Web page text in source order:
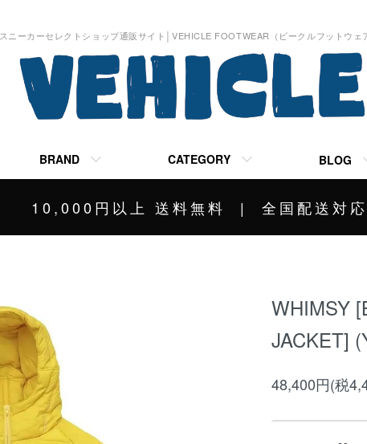
スニーカーセレクトショップ通販サイト│VEHICLE FOOTWEAR（ビークルフットウェ
BRAND CATEGORY BLOG
10,000円以上 送料無料 | 全国配送対応
WHIMSY
JACKET]
48,400円(税